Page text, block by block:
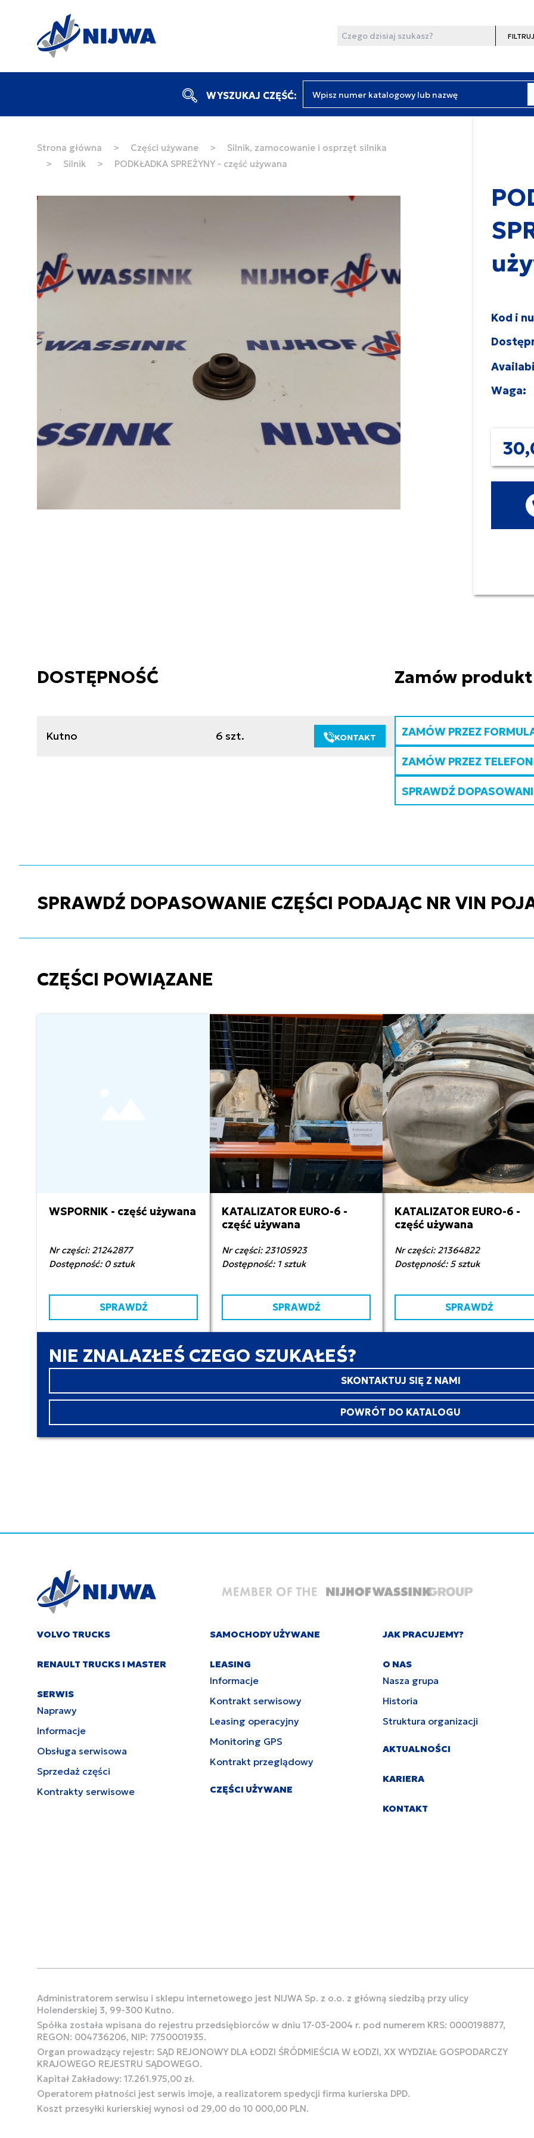
Wyszukaj
Filtruj
WYSZUKAJ CZĘŚĆ:
Strona główna > Części używane >
Silnik, zamocowanie i osprzęt silnika
>
Silnik > PODKŁADKA SPREŻYNY - część używana
Kod i
Waga:
DOSTĘPNOŚĆ
Kutno 6 szt. KONTAKT
Zamów produkt
ZAMÓW PRZEZ
ZAMÓW PRZEZ TELEFON
SPRAWDŹ
SPRAWDŹ DOPASOWANIE CZĘŚCI PODAJĄC NR VIN
CZĘŚCI POWIĄZANE
1 100,00 zł netto
WSPORNIK - część używana
Nr części: 21242877
Dostępność: 0 sztuk
SPRAWDŹ
10 000,00 zł netto
KATALIZATOR EURO-6 -
część używana
Nr części: 23105923
Dostępność: 1 sztuk
SPRAWDŹ
5 000,00 zł netto
KATALIZATOR EURO-6 -
część używana
Nr części: 21364822
Dostępność: 5 sztuk
SPRAWDŹ
NIE ZNALAZŁEŚ CZEGO SZUKAŁEŚ?
SKONTAKTUJ SIĘ Z NAMI
POWRÓT DO KATALOGU
VOLVO TRUCKS
RENAULT TRUCKS I MASTER
SERWIS
Naprawy
Informacje
Obsługa serwisowa
Sprzedaż części
Kontrakty serwisowe
SAMOCHODY UŻYWANE
LEASING
Informacje
Kontrakt serwisowy
Leasing operacyjny
Monitoring GPS
Kontrakt przeglądowy
CZĘŚCI UŻYWANE
JAK PRACUJEMY?
O NAS
Nasza grupa
Historia
Struktura organizacji
AKTUALNOŚCI
KARIERA
KONTAKT
Administratorem serwisu i sklepu internetowego jest NIJWA Sp. z o.o. z główną siedzibą przy ulicy
Holenderskiej 3, 99-300 Kutno.
Spółka została wpisana do rejestru przedsiębiorców w dniu 17-03-2004 r. pod numerem KRS: 0000198877,
REGON: 004736206, NIP: 7750001935.
Organ prowadzący rejestr: SĄD REJONOWY DLA ŁODZI ŚRÓDMIEŚCIA W ŁODZI, XX WYDZIAŁ GOSPODARCZY
KRAJOWEGO REJESTRU SĄDOWEGO.
Kapitał Zakładowy: 17.261.975,00 zł.
Operatorem płatności jest serwis imoje, a realizatorem spedycji firma kurierska DPD.
Koszt przesyłki kurierskiej wynosi od 29,00 do 10 000,00 PLN.